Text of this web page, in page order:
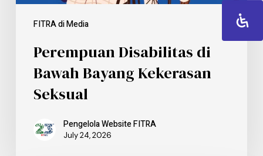
FITRA di Media
Perempuan Disabilitas di
Bawah Bayang Kekerasan
Seksual
Pengelola Website FITRA
July 24, 2026